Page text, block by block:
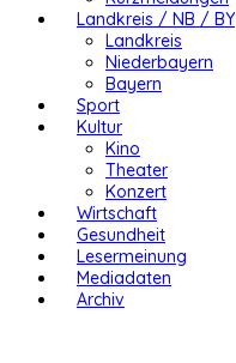
Landkreis / NB / BY
Landkreis
Niederbayern
Bayern
Sport
Kultur
Kino
Theater
Konzert
Wirtschaft
Gesundheit
Lesermeinung
Mediadaten
Archiv